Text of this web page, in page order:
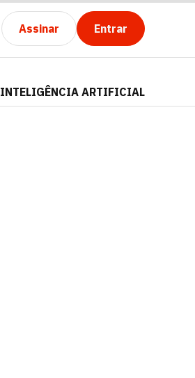
Assinar Entrar
INTELIGÊNCIA ARTIFICIAL